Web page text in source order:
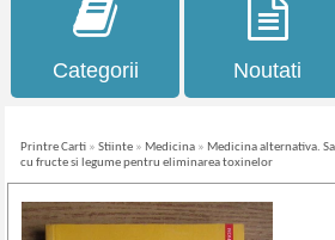
Categorii Noutati
Printre Carti »Stiinte » Medicina » Medicina alternativa.
cu fructe si legume pentru eliminarea toxinelor